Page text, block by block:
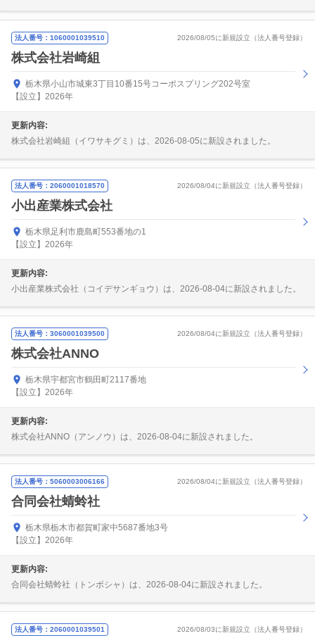
法人番号：1060001039510 2026/08/05に新規設立（法人番号登録）
株式会社岩崎組
栃木県小山市城東3丁目10番15号コーポスプリング202号室
【設立】2026年
更新内容:
株式会社岩崎組（イワサキグミ）は、2026-08-05に新設されました。
法人番号：2060001018570 2026/08/04に新規設立（法人番号登録）
小出産業株式会社
栃木県足利市鹿島町553番地の1
【設立】2026年
更新内容:
小出産業株式会社（コイデサンギョウ）は、2026-08-04に新設されました。
法人番号：3060001039500 2026/08/04に新規設立（法人番号登録）
株式会社ANNO
栃木県宇都宮市鶴田町2117番地
【設立】2026年
更新内容:
株式会社ANNO（アンノウ）は、2026-08-04に新設されました。
法人番号：5060003006166 2026/08/04に新規設立（法人番号登録）
合同会社蜻蛉社
栃木県栃木市都賀町家中5687番地3号
【設立】2026年
更新内容:
合同会社蜻蛉社（トンボシャ）は、2026-08-04に新設されました。
法人番号：2060001039501 2026/08/03に新規設立（法人番号登録）